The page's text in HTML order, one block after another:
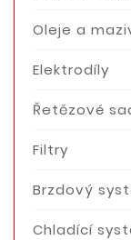
Oleje a
Elektrodíly
Řetězové
Filtry
Brzdový
Chladící